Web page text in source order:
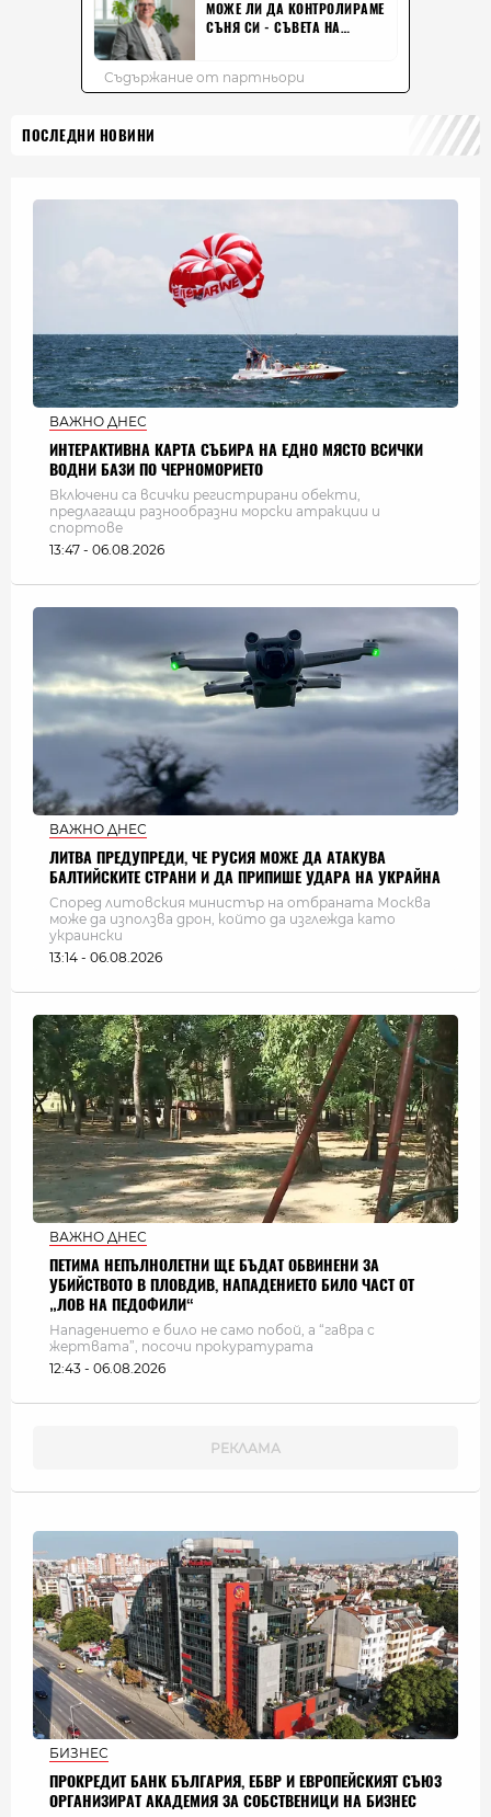
ПОСЛЕДНИ НОВИНИ
ВАЖНО ДНЕС
ИНТЕРАКТИВНА КАРТА СЪБИРА НА ЕДНО МЯСТО ВСИЧКИ
ВОДНИ БАЗИ ПО ЧЕРНОМОРИЕТО
Включени са всички регистрирани обекти,
предлагащи разнообразни морски атракции и
спортове
13:47 - 06.08.2026
ВАЖНО ДНЕС
ЛИТВА ПРЕДУПРЕДИ, ЧЕ РУСИЯ МОЖЕ ДА АТАКУВА
БАЛТИЙСКИТЕ СТРАНИ И ДА ПРИПИШЕ УДАРА НА УКРАЙНА
Според литовския министър на отбраната Москва
може да използва дрон, който да изглежда като
украински
13:14 - 06.08.2026
ВАЖНО ДНЕС
ПЕТИМА НЕПЪЛНОЛЕТНИ ЩЕ БЪДАТ ОБВИНЕНИ ЗА
УБИЙСТВОТО В ПЛОВДИВ, НАПАДЕНИЕТО БИЛО ЧАСТ ОТ
„ЛОВ НА ПЕДОФИЛИ“
Нападението е било не само побой, а “гавра с
жертвата”, посочи прокуратурата
12:43 - 06.08.2026
БИЗНЕС
ПРОКРЕДИТ БАНК БЪЛГАРИЯ, ЕБВР И ЕВРОПЕЙСКИЯТ СЪЮЗ
ОРГАНИЗИРАТ АКАДЕМИЯ ЗА СОБСТВЕНИЦИ НА БИЗНЕС